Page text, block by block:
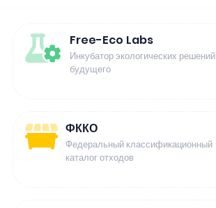
Free-Eco Labs
Инкубатор экологических решений
будущего
ФККО
Федеральный классификационный
каталог отходов